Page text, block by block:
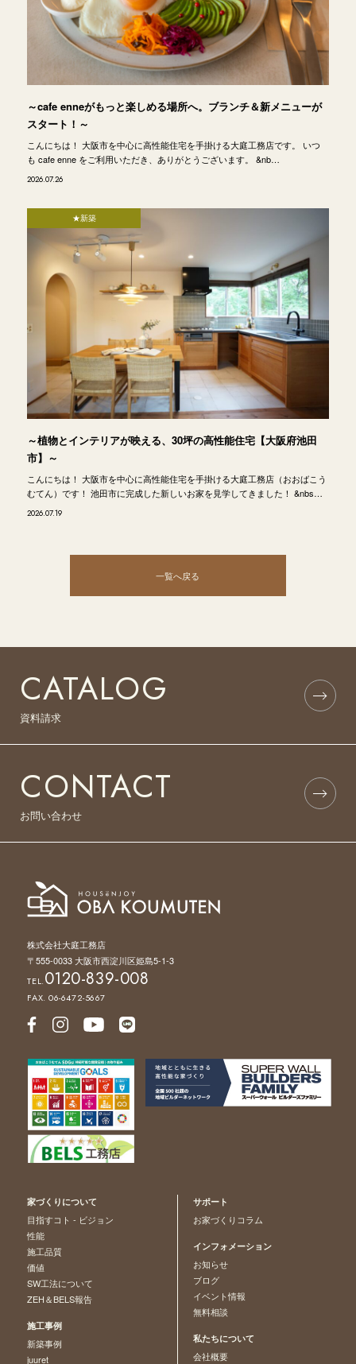
～cafe enneがもっと楽しめる場所へ。ブランチ＆新メニューが
スタート！～
こんにちは！ 大阪市を中心に高性能住宅を手掛ける大庭工務店です。 いつ
も cafe enne をご利用いただき、ありがとうございます。 &nb…
2026.07.26
★新築
～植物とインテリアが映える、30坪の高性能住宅【大阪府池田
市】～
こんにちは！ 大阪市を中心に高性能住宅を手掛ける大庭工務店（おおばこう
むてん）です！ 池田市に完成した新しいお家を見学してきました！ &nbs…
2026.07.19
一覧へ戻る
CATALOG
資料請求
CONTACT
お問い合わせ
株式会社大庭工務店
〒555-0033 大阪市西淀川区姫島5-1-3
TEL.0120-839-008
FAX. 06-6472-5667
家づくりについて
目指すコト - ビジョン
性能
施工品質
価値
SW工法について
ZEH＆BELS報告
施工事例
新築事例
juuret
サポート
お家づくりコラム
インフォメーション
お知らせ
ブログ
イベント情報
無料相談
私たちについて
会社概要